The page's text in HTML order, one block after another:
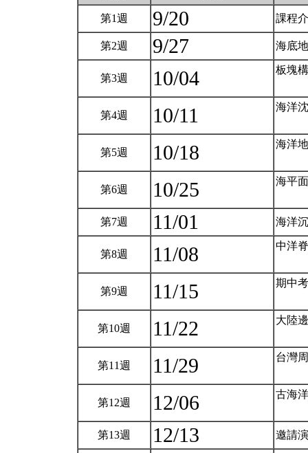
第1週 9/20 課程
第2週 9/27 海底
第3週 10/04 板塊
第4週 10/11 海洋
第5週 10/18 海洋
第6週 10/25 海平
第7週 11/01 海洋
第8週 11/08 中洋
第9週 11/15 期中考
第10週 11/22 大陸
第11週 11/29 台灣
第12週 12/06 古海
第13週 12/13 邀請